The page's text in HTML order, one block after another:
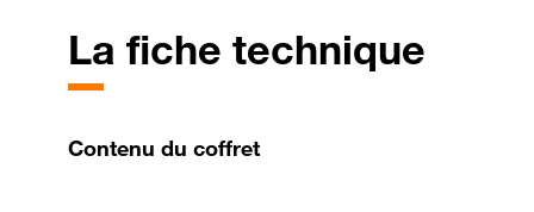
La fiche technique
Contenu du coffret